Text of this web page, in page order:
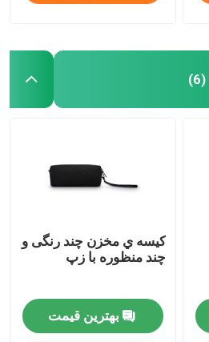
(6)
کيسه ي مخزن چند رنگی و
چند منظوره با زپ
بهترین قیمت